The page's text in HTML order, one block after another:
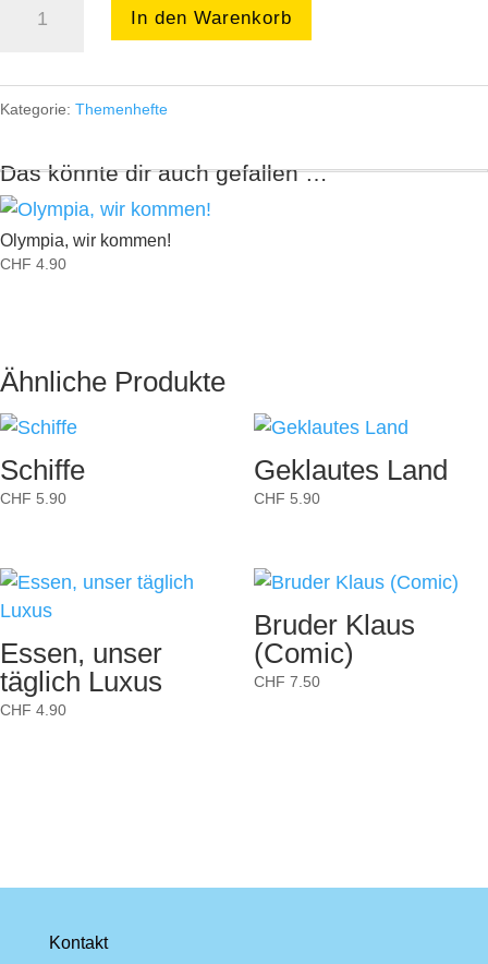
Menge
In den Warenkorb
Kategorie: Themenhefte
Das könnte dir auch gefallen …
Olympia, wir kommen!
CHF 4.90
Ähnliche Produkte
Schiffe
CHF 5.90
Geklautes Land
CHF 5.90
Essen, unser
täglich Luxus
CHF 4.90
Bruder Klaus
(Comic)
CHF 7.50
Kontakt